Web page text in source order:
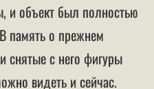
и объект был полностью
память о прежнем
снятые с него фигуры
видеть и сейчас.